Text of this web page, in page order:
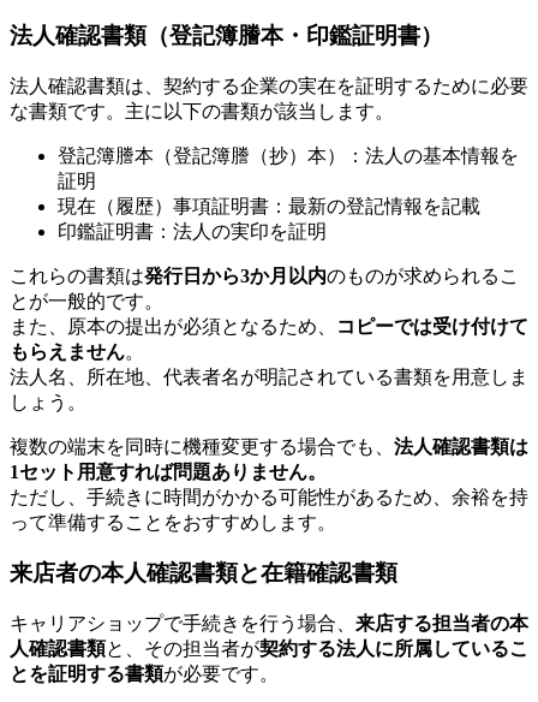
法人確認書類（登記簿謄本・印鑑証明書）
法人確認書類は、契約する企業の実在を証明するために必要
な書類です。主に以下の書類が該当します。
登記簿謄本（登記簿謄（抄）本）：法人の基本情報を
証明
現在（履歴）事項証明書：最新の登記情報を記載
印鑑証明書：法人の実印を証明
これらの書類は発行日から3か月以内のものが求められるこ
とが一般的です。
また、原本の提出が必須となるため、
コピーでは受け付けて
もらえません。
法人名、所在地、代表者名が明記されている書類を用意しま
しょう。
複数の端末を同時に機種変更する場合でも、 法人確認書類は
1セット用意すれば問題ありません。
ただし、手続きに時間がかかる可能性があるため、余裕を持
って準備することをおすすめします。
来店者の本人確認書類と在籍確認書類
キャリアショップで手続きを行う場合、 来店する担当者の本
人確認書類と、その担当者が契約する法人に所属しているこ
とを証明する書類が必要です。